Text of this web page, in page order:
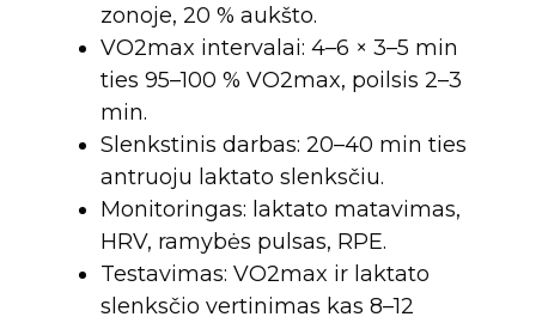
zonoje, 20 % aukšto.
VO2max intervalai: 4–6 × 3–5 min
ties 95–100 % VO2max, poilsis 2–3
min.
Slenkstinis darbas: 20–40 min ties
antruoju laktato slenksčiu.
Monitoringas: laktato matavimas,
HRV, ramybės pulsas, RPE.
Testavimas: VO2max ir laktato
slenksčio vertinimas kas 8–12